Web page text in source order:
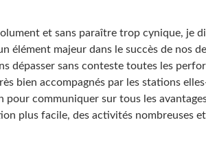
et sans paraître trop cynique, je
élément majeur dans le succès de nos
dépasser sans conteste toutes les
bien accompagnés par les stations
pour communiquer sur tous les
plus facile, des activités nombreuses